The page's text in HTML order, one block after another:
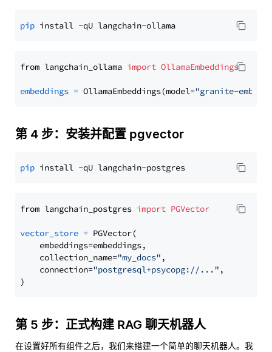
pip
from langchain_ollama import OllamaEmbeddings
embeddings = OllamaEmbeddings(model="granite-
第 4 步：安装并配置 pgvector
pip
from langchain_postgres import PGVector
vector_store = PGVector(
    embeddings=embeddings,
    collection_name=
"my_docs" ,
    connection=
"postgresql+psycopg://..." ,
第 5 步：正式构建 RAG 聊天机器人
在设置好所有组件之后，我们来搭建一个简单的聊天机器人。我